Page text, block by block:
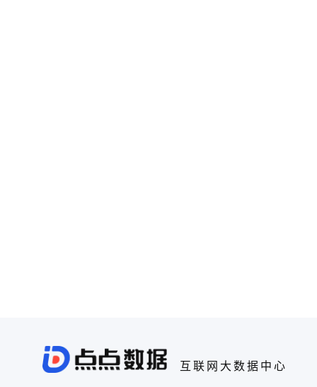
互联网大数据中心